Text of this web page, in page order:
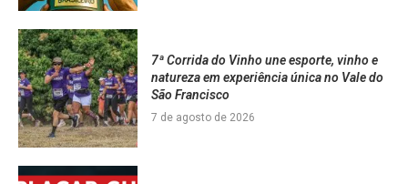
7ª Corrida do Vinho une esporte, vinho e
natureza em experiência única no Vale do
São Francisco
7 de agosto de 2026